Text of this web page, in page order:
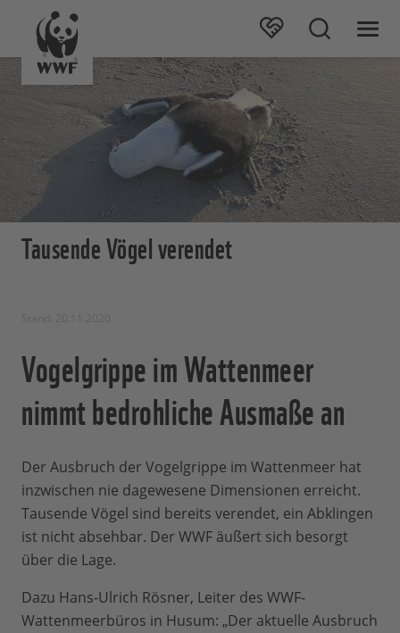
Tausende Vögel verendet
Vogelgrippe im Wattenmeer
nimmt bedrohliche Ausmaße an
Der Ausbruch der Vogelgrippe im Wattenmeer hat
inzwischen nie dagewesene Dimensionen erreicht.
Tausende Vögel sind bereits verendet, ein Abklingen
ist nicht absehbar. Der WWF äußert sich besorgt
über die Lage.
Dazu Hans-Ulrich Rösner, Leiter des WWF-
Wattenmeerbüros in Husum: „Der aktuelle Ausbruch